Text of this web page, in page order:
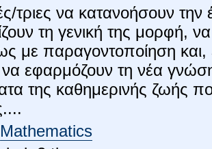
τριες να κατανοήσουν
τη γενική της μορφή,
με παραγοντοποίηση
εφαρμόζουν τη νέα
της καθημερινής ζωής
Mathematics